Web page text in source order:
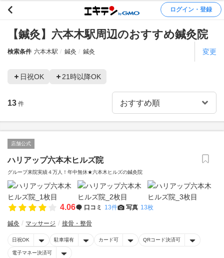
ログイン・登録
【鍼灸】六本木駅周辺のおすすめ鍼灸院
検索条件 六本木駅 鍼灸 鍼灸 変更
日祝OK 21時以降OK
13 件
店舗公式
ハリアップ六本木ヒルズ院
グループ来院実績４万人！年中無休★六本木ヒルズの鍼灸院
4.06 口コミ 13件 写真 13枚
鍼灸 マッサージ 接骨・整骨
日祝OK 駐車場有 カード可 QRコード決済可
電子マネー決済可